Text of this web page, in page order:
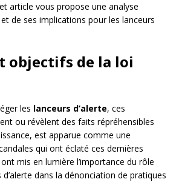
article vous propose une analyse
de ses implications pour les lanceurs
objectifs de la loi
les lanceurs d’alerte, ces
ou révèlent des faits répréhensibles
est apparue comme une
qui ont éclaté ces dernières
mis en lumière l’importance du rôle
dans la dénonciation de pratiques